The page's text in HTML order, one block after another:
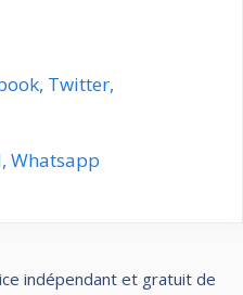
Twitter,
Whatsapp
indépendant et gratuit de